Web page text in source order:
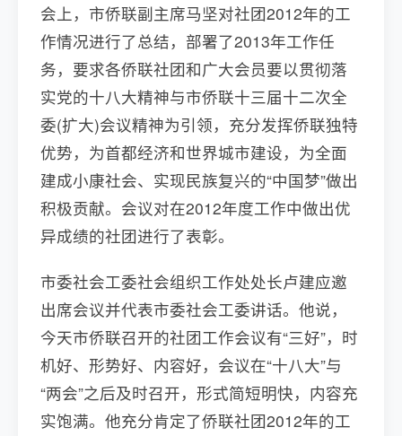
会上，市侨联副主席马坚对社团2012年的工
作情况进行了总结，部署了2013年工作任
务，要求各侨联社团和广大会员要以贯彻落
实党的十八大精神与市侨联十三届十二次全
委(扩大)会议精神为引领，充分发挥侨联独特
优势，为首都经济和世界城市建设，为全面
建成小康社会、实现民族复兴的“中国梦”做出
积极贡献。会议对在2012年度工作中做出优
异成绩的社团进行了表彰。
市委社会工委社会组织工作处处长卢建应邀
出席会议并代表市委社会工委讲话。他说，
今天市侨联召开的社团工作会议有“三好”，时
机好、形势好、内容好，会议在“十八大”与
“两会”之后及时召开，形式简短明快，内容充
实饱满。他充分肯定了侨联社团2012年的工